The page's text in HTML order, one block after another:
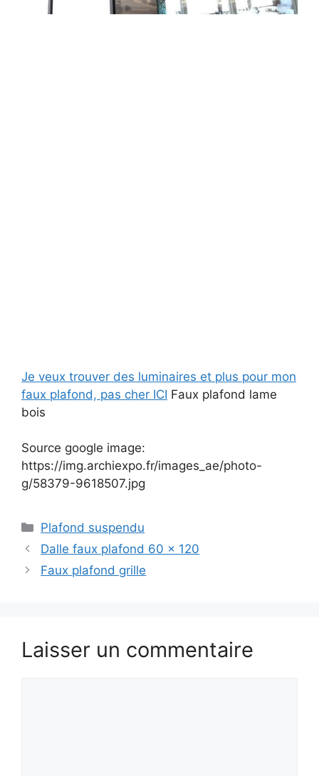
Je veux trouver des luminaires et plus pour mon
faux plafond, pas cher ICI Faux plafond lame
bois
Source google image:
https://img.archiexpo.fr/images_ae/photo-
g/58379-9618507.jpg
Catégories
Plafond suspendu
Dalle faux plafond 60 x 120
Faux plafond grille
Laisser un commentaire